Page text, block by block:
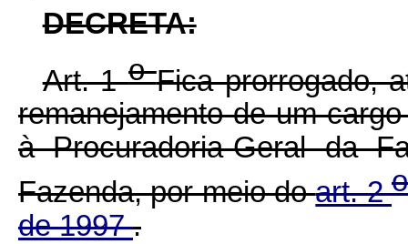
DECRETA:
Art. 1oFica prorrogado,
remanejamento de um
à Procuradoria-Geral da
Fazenda, por meio doart. 2
de 1997.